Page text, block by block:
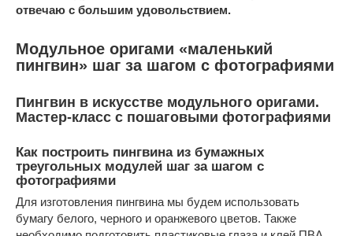
отвечаю с большим удовольствием.
Модульное оригами «маленький
пингвин» шаг за шагом с фотографиями
Пингвин в искусстве модульного оригами.
Мастер-класс с пошаговыми фотографиями
Как построить пингвина из бумажных
треугольных модулей шаг за шагом с
фотографиями
Для изготовления пингвина мы будем использовать
бумагу белого, черного и оранжевого цветов. Также